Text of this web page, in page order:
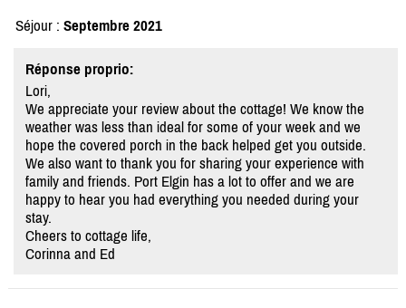
Séjour : Septembre 2021
Réponse proprio:
Lori,
We appreciate your review about the cottage! We know the
weather was less than ideal for some of your week and we
hope the covered porch in the back helped get you outside.
We also want to thank you for sharing your experience with
family and friends. Port Elgin has a lot to offer and we are
happy to hear you had everything you needed during your
stay.
Cheers to cottage life,
Corinna and Ed